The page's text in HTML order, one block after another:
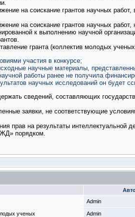
на соискание грантов научных
на соискание грантов научных
к выполнению научной
гранта (коллектив молодых
участия в конкурсе;
научные материалы,
работы ранее не получила
научных исследований он будет
сведений, составляющих
заявки, не соответствующие
прав на результаты интеллектуальной
порядком.
Admin
ученых Admin